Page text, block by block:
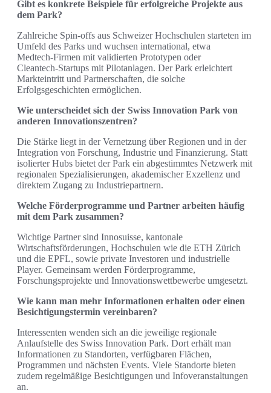
Gibt es konkrete Beispiele für erfolgreiche Projekte aus
dem Park?
Zahlreiche Spin‑offs aus Schweizer Hochschulen starteten im
Umfeld des Parks und wuchsen international, etwa
Medtech‑Firmen mit validierten Prototypen oder
Cleantech‑Startups mit Pilotanlagen. Der Park erleichtert
Markteintritt und Partnerschaften, die solche
Erfolgsgeschichten ermöglichen.
Wie unterscheidet sich der Swiss Innovation Park von
anderen Innovationszentren?
Die Stärke liegt in der Vernetzung über Regionen und in der
Integration von Forschung, Industrie und Finanzierung. Statt
isolierter Hubs bietet der Park ein abgestimmtes Netzwerk mit
regionalen Spezialisierungen, akademischer Exzellenz und
direktem Zugang zu Industriepartnern.
Welche Förderprogramme und Partner arbeiten häufig
mit dem Park zusammen?
Wichtige Partner sind Innosuisse, kantonale
Wirtschaftsförderungen, Hochschulen wie die ETH Zürich
und die EPFL, sowie private Investoren und industrielle
Player. Gemeinsam werden Förderprogramme,
Forschungsprojekte und Innovationswettbewerbe umgesetzt.
Wie kann man mehr Informationen erhalten oder einen
Besichtigungstermin vereinbaren?
Interessenten wenden sich an die jeweilige regionale
Anlaufstelle des Swiss Innovation Park. Dort erhält man
Informationen zu Standorten, verfügbaren Flächen,
Programmen und nächsten Events. Viele Standorte bieten
zudem regelmäßige Besichtigungen und Infoveranstaltungen
an.